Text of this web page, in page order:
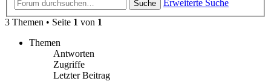
Suche
Erweiterte Suche
3 Themen • Seite 1 von 1
Themen
Antworten
Zugriffe
Letzter Beitrag